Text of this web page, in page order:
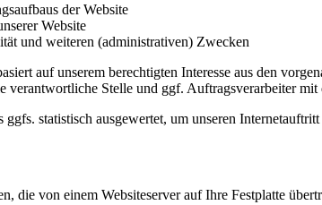
der Website
Website
und weiteren (administrativen) Zwecken
auf unserem berechtigten Interesse aus den
verantwortliche Stelle und ggf. Auftragsverarbeiter
statistisch ausgewertet, um unseren
die von einem Websiteserver auf Ihre Festplatte